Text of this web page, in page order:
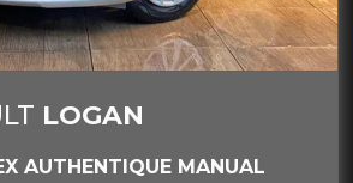
LOGAN
AUTHENTIQUE MANUAL